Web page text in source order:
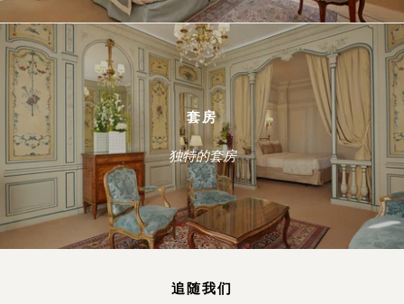
套房
独特的套房
追随我们